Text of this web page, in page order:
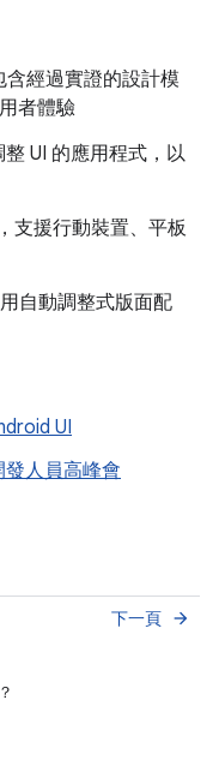
含經過實證的設計模
者體驗
UI 的應用程式，以
支援行動裝置、平板
自動調整式版面配
UI
人員高峰會
下一頁 arrow_forward